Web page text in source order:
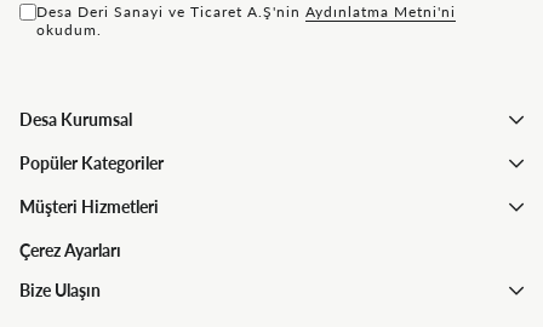
Desa Deri Sanayi ve Ticaret A.Ş'nin Aydınlatma Metni'ni
okudum.
Desa Kurumsal
Popüler Kategoriler
Müşteri Hizmetleri
Çerez Ayarları
Bize Ulaşın